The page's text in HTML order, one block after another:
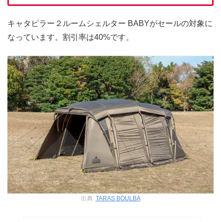
キャタピラー２ルームシェルター BABYがセールの対象に
なっています。割引率は40%です。
出典: TARAS BOULBA